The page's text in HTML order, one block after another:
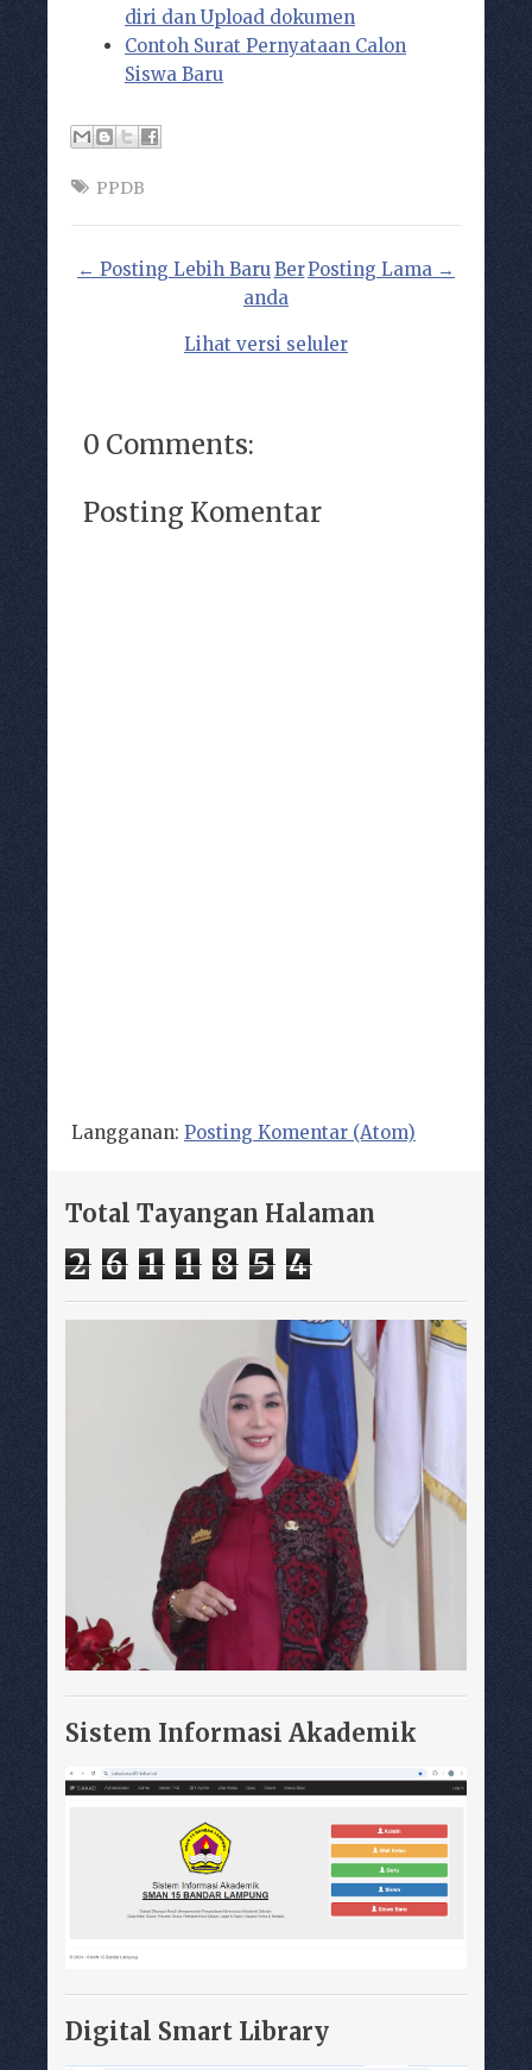
diri dan Upload dokumen
Contoh Surat Pernyataan Calon
Siswa Baru
PPDB
← Posting Lebih Baru Posting Lama →
Ber
anda
Lihat versi seluler
0 Comments:
Posting Komentar
Langganan: Posting Komentar (Atom)
Total Tayangan Halaman
2 6 1 1 8 5 4
Sistem Informasi Akademik
Digital Smart Library